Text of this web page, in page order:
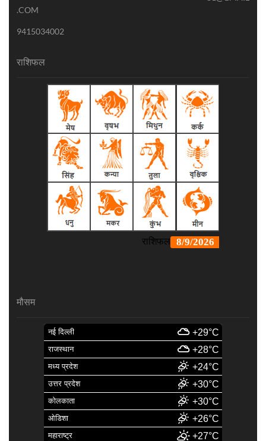
.COM
9415034002
राशिफल
मौसम
नई दिल्ली +29°C
राजस्थान +28°C
मध्य प्रदेश +24°C
उत्तर प्रदेश +30°C
कोलकाता +30°C
ओडिशा +26°C
महाराष्ट्र +27°C